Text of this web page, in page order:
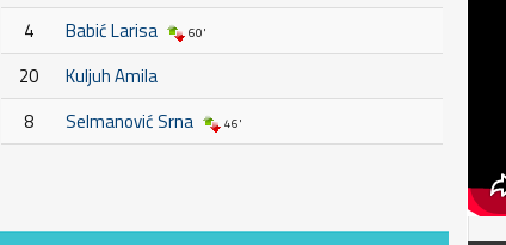
4 Babić Larisa 60'
20
Kuljuh Amila
8
Selmanović Srna 46'